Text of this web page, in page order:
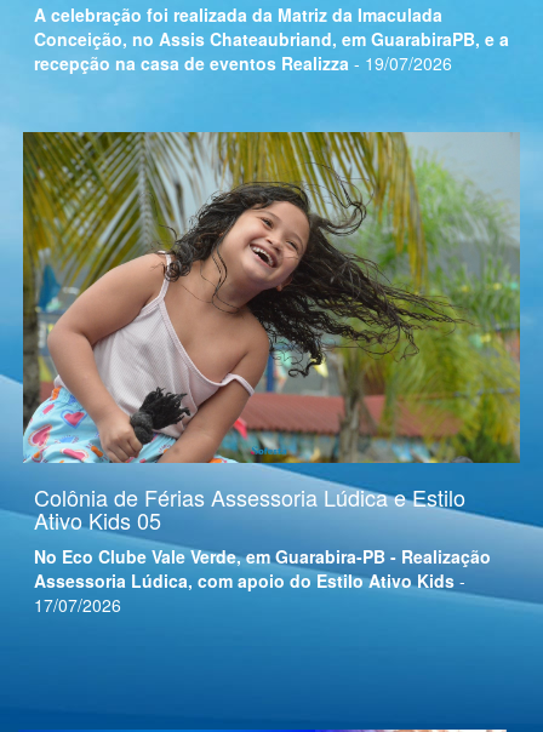
A celebração foi realizada da Matriz da Imaculada
Conceição, no Assis Chateaubriand, em GuarabiraPB, e a
recepção na casa de eventos Realizza - 19/07/2026
Colônia de Férias Assessoria Lúdica e Estilo
Ativo Kids 05
No Eco Clube Vale Verde, em Guarabira-PB - Realização
Assessoria Lúdica, com apoio do Estilo Ativo Kids -
17/07/2026